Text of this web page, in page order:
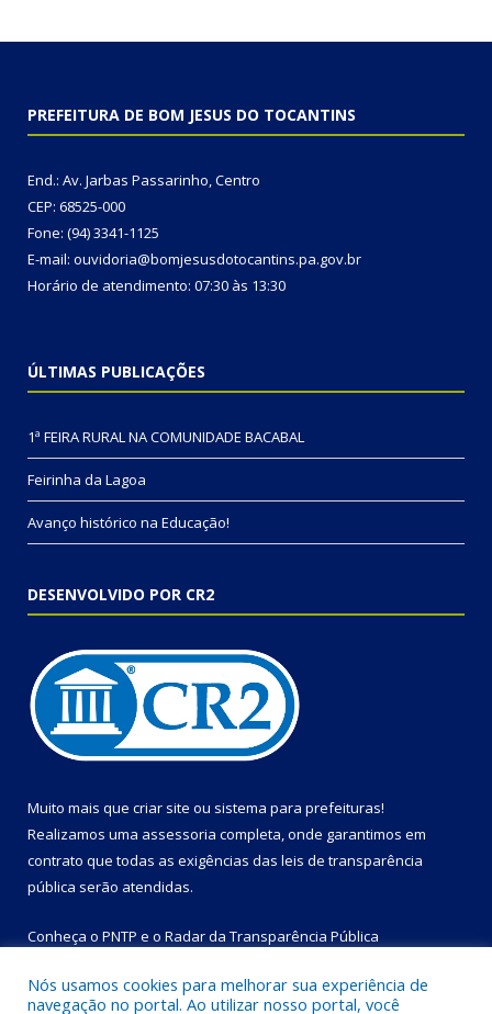
PREFEITURA DE BOM JESUS DO TOCANTINS
End.: Av. Jarbas Passarinho, Centro
CEP: 68525-000
Fone: (94) 3341-1125
E-mail: ouvidoria@bomjesusdotocantins.pa.gov.br
Horário de atendimento: 07:30 às 13:30
ÚLTIMAS PUBLICAÇÕES
1ª FEIRA RURAL NA COMUNIDADE BACABAL
Feirinha da Lagoa
Avanço histórico na Educação!
DESENVOLVIDO POR CR2
Muito mais que criar site ou sistema para prefeituras!
Realizamos uma assessoria completa, onde garantimos em
contrato que todas as exigências das leis de transparência
pública serão atendidas.
Conheça o PNTP e o Radar da Transparência Pública
Nós usamos cookies para melhorar sua experiência de
navegação no portal. Ao utilizar nosso portal, você